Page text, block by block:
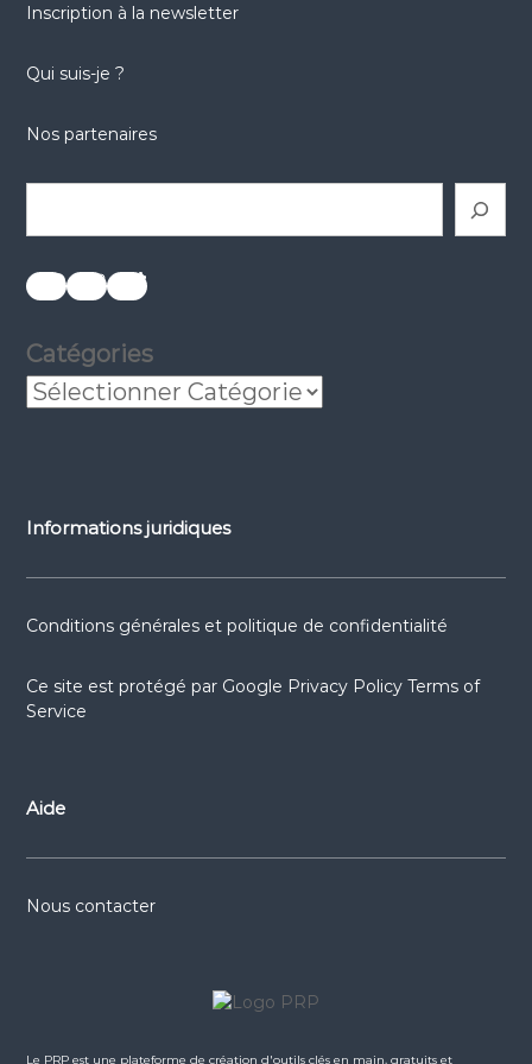
Inscription à la newsletter
Qui suis-je ?
Nos partenaires
réseaux sociauxréseaux sociauxréseaux sociaux
Catégories
Informations juridiques
Conditions générales et politique de confidentialité
Ce site est protégé par Google Privacy Policy Terms of
Service
Aide
Nous contacter
Le PRP est une plateforme de création d'outils clés en main, gratuits et